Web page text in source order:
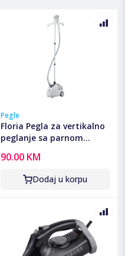
Pegle
Floria Pegla za vertikalno
peglanje sa parnom
ZLN3829
90.00 KM
Dodaj u korpu